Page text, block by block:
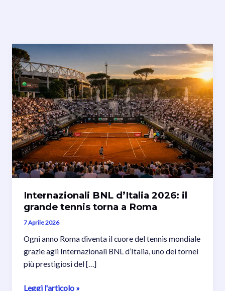
Internazionali BNL d’Italia 2026: il
grande tennis torna a Roma
7 Aprile 2026
Ogni anno Roma diventa il cuore del tennis mondiale
grazie agli Internazionali BNL d’Italia, uno dei tornei
più prestigiosi del […]
Internazionali
Leggi l'articolo »